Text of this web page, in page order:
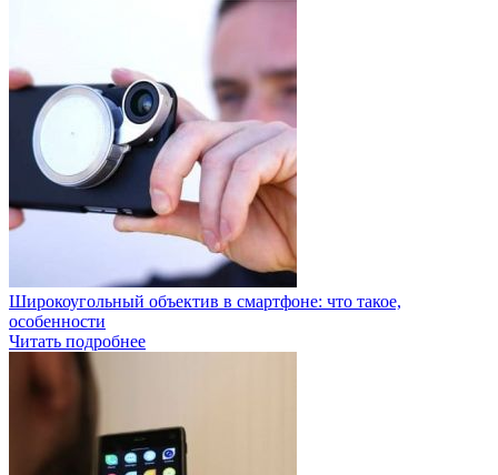
Широкоугольный объектив в смартфоне: что такое,
особенности
Читать подробнее